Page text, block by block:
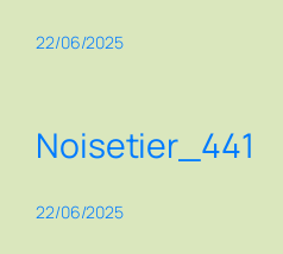
22/06/2025
Noisetier_441
22/06/2025